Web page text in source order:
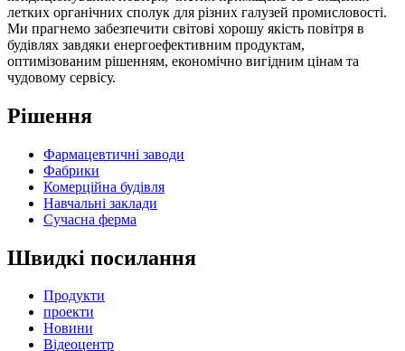
летких органічних сполук для різних галузей промисловості.
Ми прагнемо забезпечити світові хорошу якість повітря в
будівлях завдяки енергоефективним продуктам,
оптимізованим рішенням, економічно вигідним цінам та
чудовому сервісу.
Рішення
Фармацевтичні заводи
Фабрики
Комерційна будівля
Навчальні заклади
Сучасна ферма
Швидкі посилання
Продукти
проекти
Новини
Відеоцентр